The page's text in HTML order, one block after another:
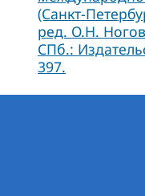
(Санкт-
ред. О.Н.
СПб.:
397.